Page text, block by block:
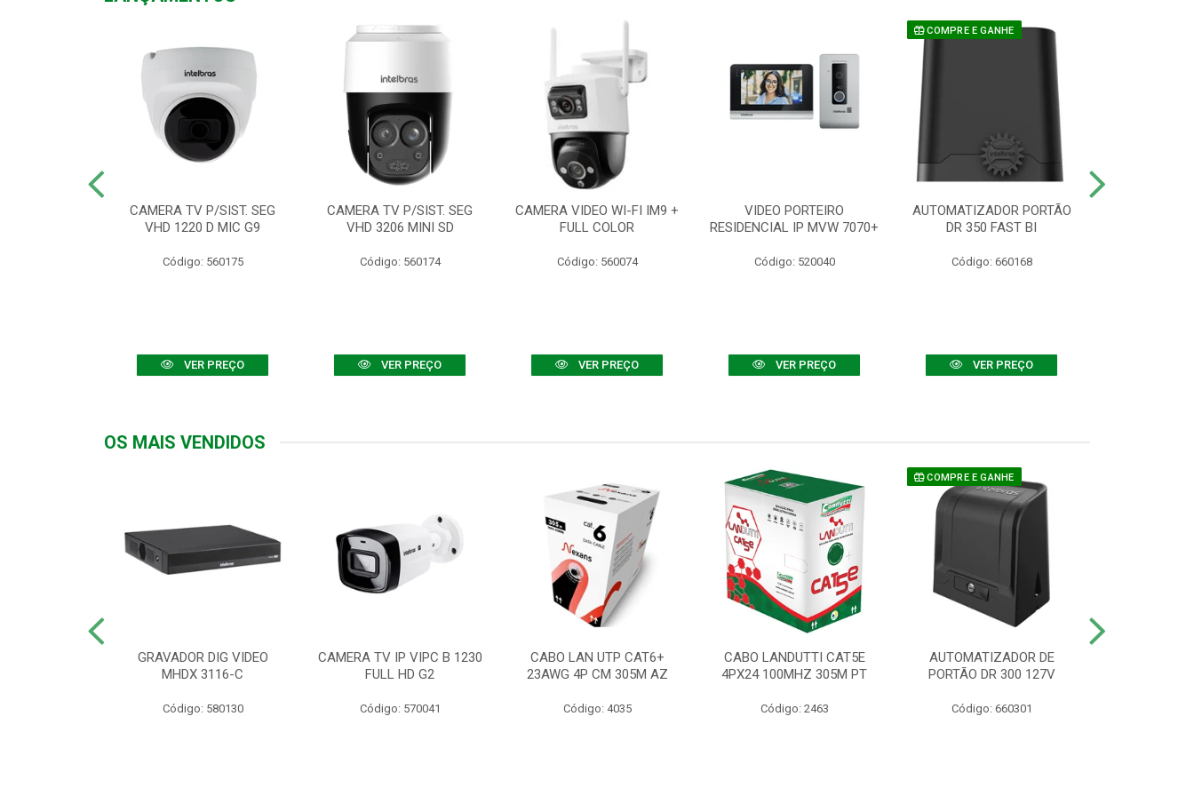
CAMERA TV P/SIST. SEG
VHD 1220 D MIC G9
Código: 560175
VER PREÇO
CAMERA TV P/SIST. SEG
VHD 3206 MINI SD
Código: 560174
VER PREÇO
CAMERA VIDEO WI-FI IM9 +
FULL COLOR
Código: 560074
VER PREÇO
VIDEO PORTEIRO
RESIDENCIAL IP MVW 7070+
Código: 520040
VER PREÇO
COMPRE E GANHE
AUTOMATIZADOR PORTÃO
DR 350 FAST BI
Código: 660168
VER PREÇO
OS MAIS VENDIDOS
GRAVADOR DIG VIDEO
MHDX 3116-C
Código: 580130
CAMERA TV IP VIPC B 1230
FULL HD G2
Código: 570041
CABO LAN UTP CAT6+
23AWG 4P CM 305M AZ
Código: 4035
CABO LANDUTTI CAT5E
4PX24 100MHZ 305M PT
Código: 2463
COMPRE E GANHE
AUTOMATIZADOR DE
PORTÃO DR 300 127V
Código: 660301